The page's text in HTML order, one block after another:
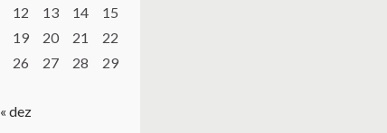
12 13 14
15
19 20 21
22
26 27 28
29
« dez